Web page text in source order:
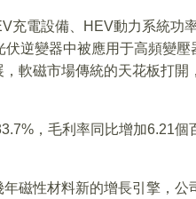
充電設備、HEV動力系統功
逆變器中被應用于高頻變壓
軟磁市場傳統的天花板打開
，毛利率同比增加6.21個
磁性材料新的增長引擎，公